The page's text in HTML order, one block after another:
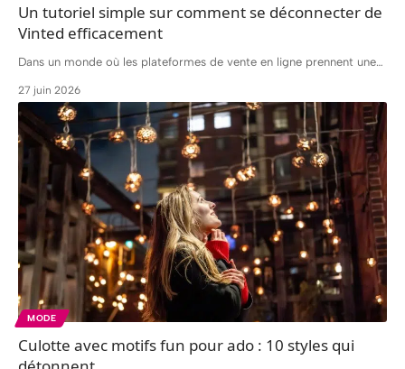
Un tutoriel simple sur comment se déconnecter de
Vinted efficacement
Dans un monde où les plateformes de vente en ligne prennent une…
27 juin 2026
MODE
Culotte avec motifs fun pour ado : 10 styles qui